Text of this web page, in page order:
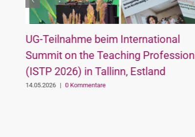
UG-Teilnahme beim International
Summit on the Teaching Profession
(ISTP 2026) in Tallinn, Estland
14.05.2026 | 0 Kommentare